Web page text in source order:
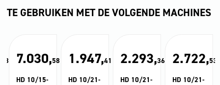
TE GEBRUIKEN MET DE VOLGENDE MACHINES
7.030,58
HD 10/15-
1.947,41
HD 10/21-
2.293,36
HD 10/21-
2.722,53
HD 10/21-
78